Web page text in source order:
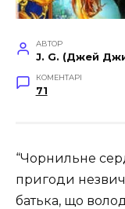
АВТОР
J. G. (Джей
КОМЕНТАРІ
71
“Чорнильне
пригоди
батька, що